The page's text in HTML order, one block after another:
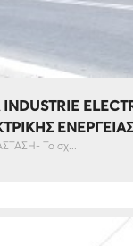
INDUSTRIE
ΕΝΕΡΓΕΙΑΣ
Το σχ...